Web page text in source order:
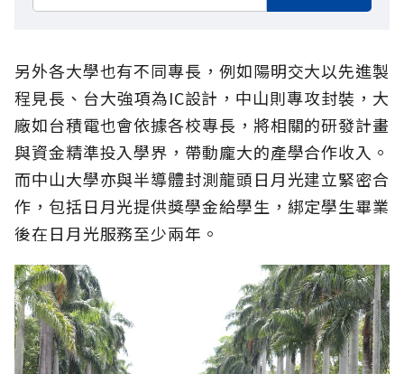
另外各大學也有不同專長，例如陽明交大以先進製
程見長、台大強項為IC設計，中山則專攻封裝，大
廠如台積電也會依據各校專長，將相關的研發計畫
與資金精準投入學界，帶動龐大的產學合作收入。
而中山大學亦與半導體封測龍頭日月光建立緊密合
作，包括日月光提供獎學金給學生，綁定學生畢業
後在日月光服務至少兩年。